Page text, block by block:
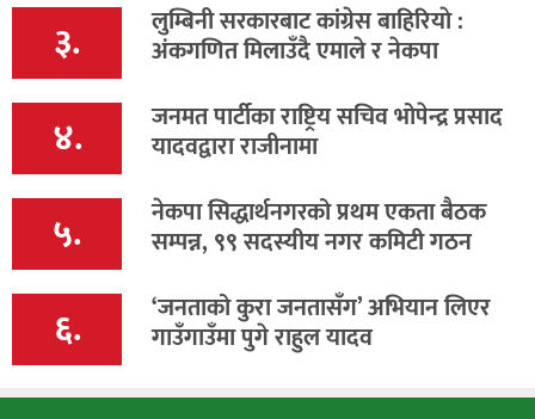
३. लुम्बिनी सरकारबाट कांग्रेस बाहिरियाे :
अंकगणित मिलाउँदै एमाले र नेकपा
४. जनमत पार्टीका राष्ट्रिय सचिव भोपेन्द्र प्रसाद
यादवद्वारा राजीनामा
५. नेकपा सिद्धार्थनगरको प्रथम एकता बैठक
सम्पन्न, ९९ सदस्यीय नगर कमिटी गठन
६. ‘जनताको कुरा जनतासँग’ अभियान लिएर
गाउँगाउँमा पुगे राहुल यादव